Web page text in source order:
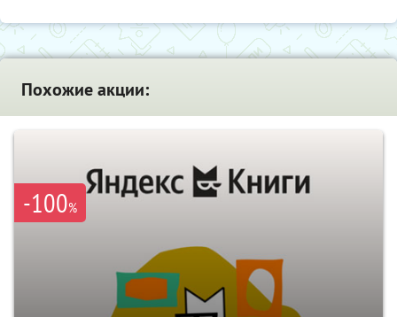
Похожие акции:
-100%